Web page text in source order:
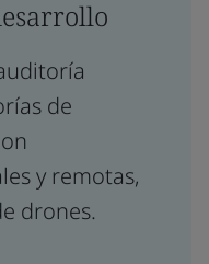
de
y remotas,
drones.